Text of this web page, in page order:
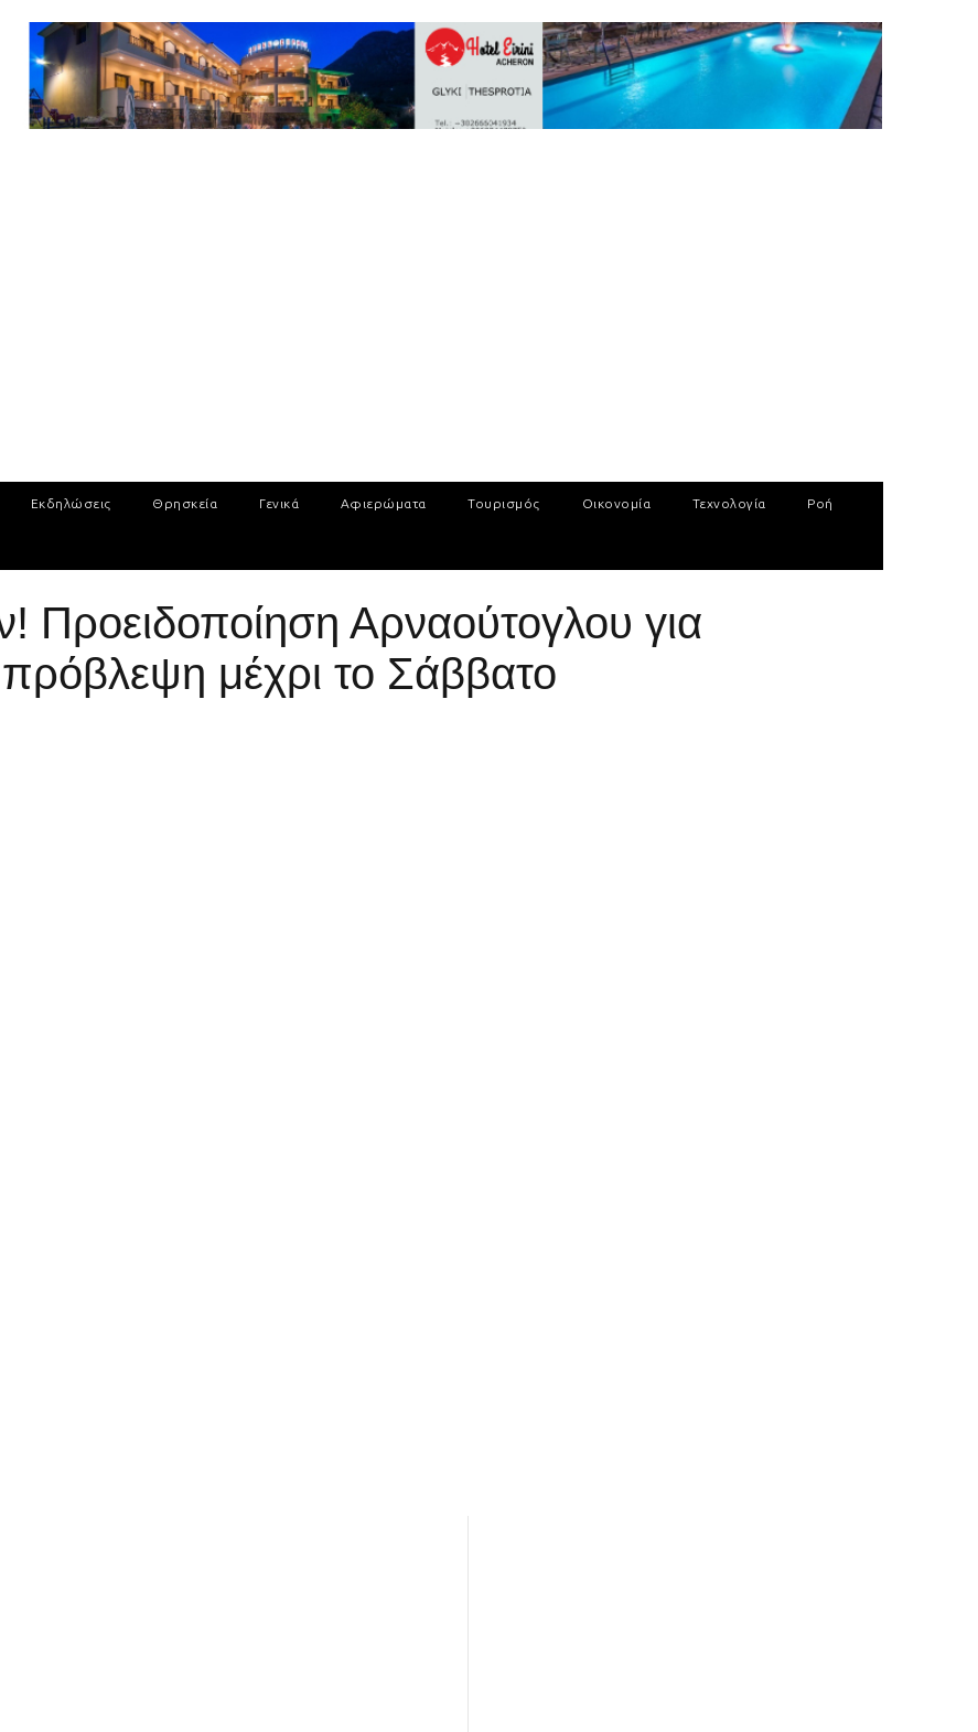
Εκδηλώσεις Θρησκεία Γενικά Αφιερώματα Τουρισμός Οικονομία Τεχνολογία Ροή
Προειδοποίηση Αρναούτογλου για
μέχρι το Σάββατο